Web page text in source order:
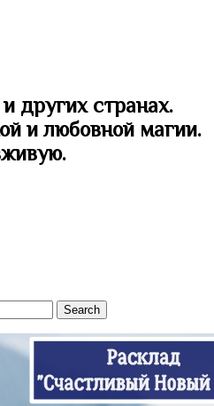
других странах.
и любовной магии.